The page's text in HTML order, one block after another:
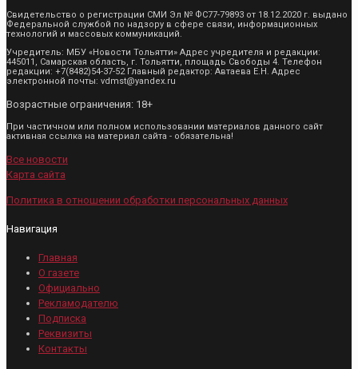
Свидетельство о регистрации СМИ Эл № ФС77-79893 от 18.12.2020 г. выдано
Федеральной службой по надзору в сфере связи, информационных
технологий и массовых коммуникаций.
Учредитель: МБУ «Новости Тольятти» Адрес учредителя и редакции:
445011, Самарская область, г. Тольятти, площадь Свободы 4. Телефон
редакции: +7(8482)54-37-52 Главный редактор: Автаева Е.Н. Адрес
электронной почты: vdmst@yandex.ru
Возрастные ограничения: 18+
При частичном или полном использовании материалов данного сайт
активная ссылка на материал сайта - обязательна!
Все новости
Карта сайта
Политика в отношении обработки персональных данных
Навигация
Главная
О газете
Официально
Рекламодателю
Подписка
Реквизиты
Контакты